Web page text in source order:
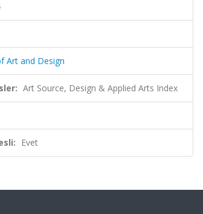
Art and Design
Art Source, Design & Applied Arts Index
Evet